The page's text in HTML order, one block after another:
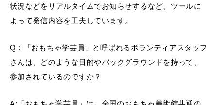
状況などをリアルタイムでお知らせするなど、ツールに
よって発信内容を工夫しています。
Q：「おもちゃ学芸員」と呼ばれるボランティアスタッフ
さんは、どのような目的やバックグラウンドを持って、
参加されているのですか？